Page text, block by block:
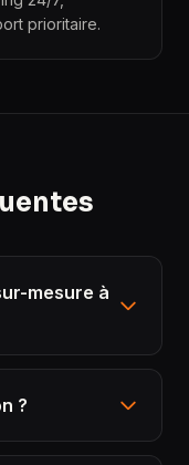
prioritaire.
mesure à
?